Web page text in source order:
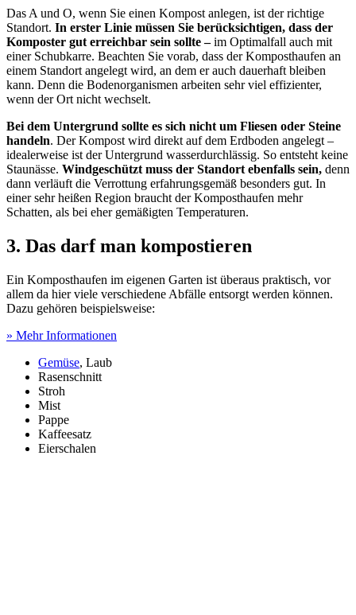
Das A und O, wenn Sie einen Kompost anlegen, ist der richtige
Standort. In erster Linie müssen Sie berücksichtigen, dass der
Komposter gut erreichbar sein sollte –im Optimalfall auch mit
einer Schubkarre. Beachten Sie vorab, dass der Komposthaufen an
einem Standort angelegt wird, an dem er auch dauerhaft bleiben
kann. Denn die Bodenorganismen arbeiten sehr viel effizienter,
wenn der Ort nicht wechselt.
Bei dem Untergrund sollte es sich nicht um Fliesen oder Steine
handeln. Der Kompost wird direkt auf dem Erdboden angelegt –
idealerweise ist der Untergrund wasserdurchlässig. So entsteht keine
Staunässe. Windgeschützt muss der Standort ebenfalls sein, denn
dann verläuft die Verrottung erfahrungsgemäß besonders gut. In
einer sehr heißen Region braucht der Komposthaufen mehr
Schatten, als bei eher gemäßigten Temperaturen.
3. Das darf man kompostieren
Ein Komposthaufen im eigenen Garten ist überaus praktisch, vor
allem da hier viele verschiedene Abfälle entsorgt werden können.
Dazu gehören beispielsweise:
» Mehr Informationen
Gemüse, Laub
Rasenschnitt
Stroh
Mist
Pappe
Kaffeesatz
Eierschalen